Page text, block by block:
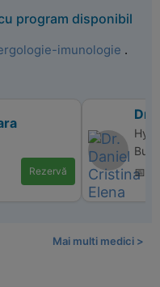
program disponibil
imunologie .
Rezervă
Dr.
📅
Mai multi medici >